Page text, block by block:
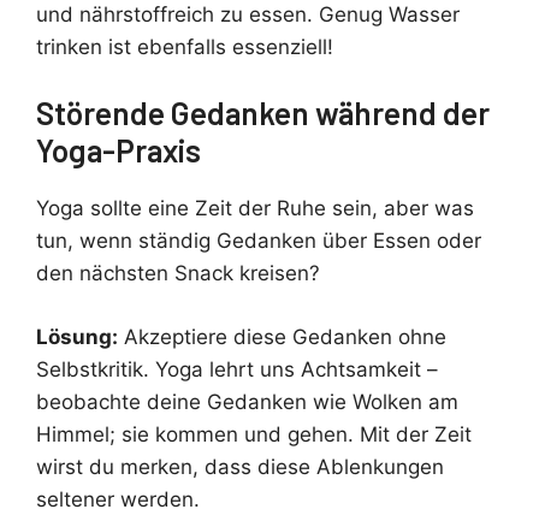
und nährstoffreich zu essen. Genug Wasser
trinken ist ebenfalls essenziell!
Störende Gedanken während der
Yoga-Praxis
Yoga sollte eine Zeit der Ruhe sein, aber was
tun, wenn ständig Gedanken über Essen oder
den nächsten Snack kreisen?
Lösung: Akzeptiere diese Gedanken ohne
Selbstkritik. Yoga lehrt uns Achtsamkeit –
beobachte deine Gedanken wie Wolken am
Himmel; sie kommen und gehen. Mit der Zeit
wirst du merken, dass diese Ablenkungen
seltener werden.